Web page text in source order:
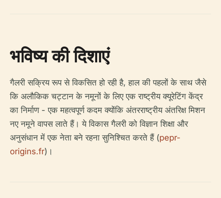
भविष्य की दिशाएं
गैलरी सक्रिय रूप से विकसित हो रही है, हाल की पहलों के साथ जैसे
कि अलौकिक चट्टान के नमूनों के लिए एक राष्ट्रीय क्यूरेटिंग केंद्र
का निर्माण - एक महत्वपूर्ण कदम क्योंकि अंतरराष्ट्रीय अंतरिक्ष मिशन
नए नमूने वापस लाते हैं। ये विकास गैलरी को विज्ञान शिक्षा और
अनुसंधान में एक नेता बने रहना सुनिश्चित करते हैं (pepr-
origins.fr)।